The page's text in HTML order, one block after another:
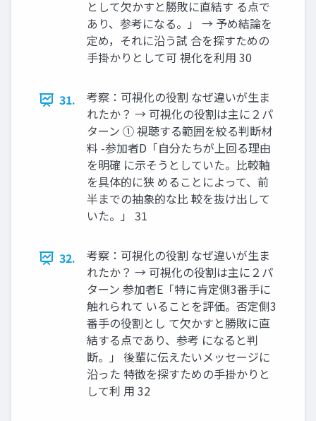
として欠かすと勝敗に直結す る点で
あり、参考になる。」 → 予め結論を
定め，それに沿う試 合を探すための
手掛かりとして可 視化を利用 30
31.
考察：可視化の役割 なぜ違いが生ま
れたか？ → 可視化の役割は主に２パ
ターン ① 視聴する範囲を絞る判断材
料 -参加者D「自分たちが上回る理由
を明確 に示そうとしていた。比較軸
を具体的に狭 めることによって、前
半までの抽象的な比 較を抜け出して
いた。」 31
32.
考察：可視化の役割 なぜ違いが生ま
れたか？ → 可視化の役割は主に２パ
ターン 参加者E「特に肯定側3番手に
触れられて いることを評価。否定側3
番手の役割とし て欠かすと勝敗に直
結する点であり、参考 になると判
断。」 後輩に伝えたいメッセージに
沿った 特徴を探すための手掛かりと
して利 用 32